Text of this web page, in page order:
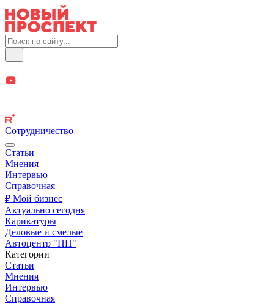
Сотрудничество
Статьи
Мнения
Интервью
Справочная
₽ Мой бизнес
Актуально сегодня
Карикатуры
Деловые и смелые
Автоцентр "НП"
Категории
Статьи
Мнения
Интервью
Справочная